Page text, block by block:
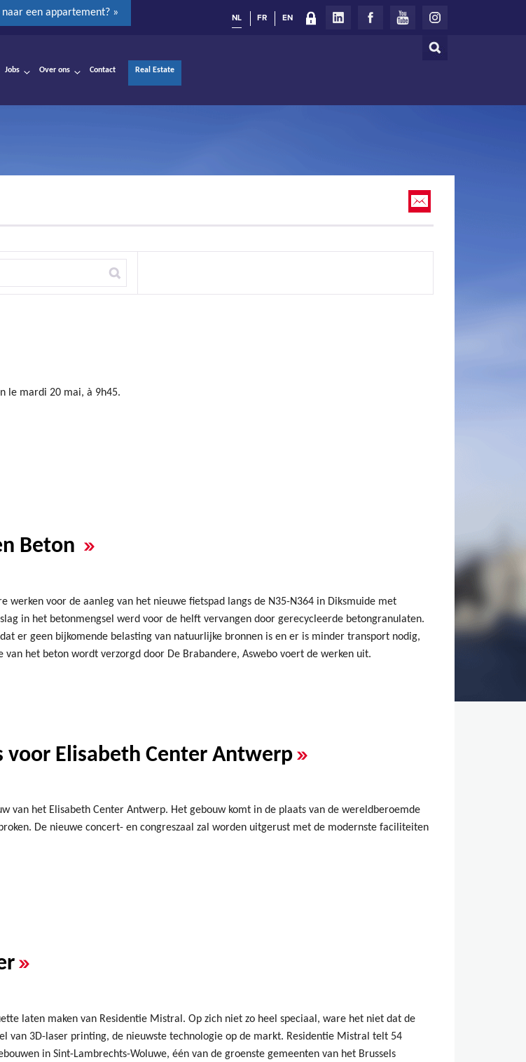
naar een appartement? »
Zoeken
NL FR EN
Jobs Over ons Contact Real Estate
le mardi 20 mai, à 9h45.
Beton »
werken voor de aanleg van het nieuwe fietspad langs de N35-N364 in Diksmuide met
in het betonmengsel werd voor de helft vervangen door gerecycleerde betongranulaten.
er geen bijkomende belasting van natuurlijke bronnen is en er is minder transport nodig,
van het beton wordt verzorgd door De Brabandere, Aswebo voert de werken uit.
Elisabeth Center Antwerp»
van het Elisabeth Center Antwerp. Het gebouw komt in de plaats van de wereldberoemde
De nieuwe concert- en congreszaal zal worden uitgerust met de modernste faciliteiten
»
laten maken van Residentie Mistral. Op zich niet zo heel speciaal, ware het niet dat de
van 3D-laser printing, de nieuwste technologie op de markt. Residentie Mistral telt 54
in Sint-Lambrechts-Woluwe, één van de groenste gemeenten van het Brussels